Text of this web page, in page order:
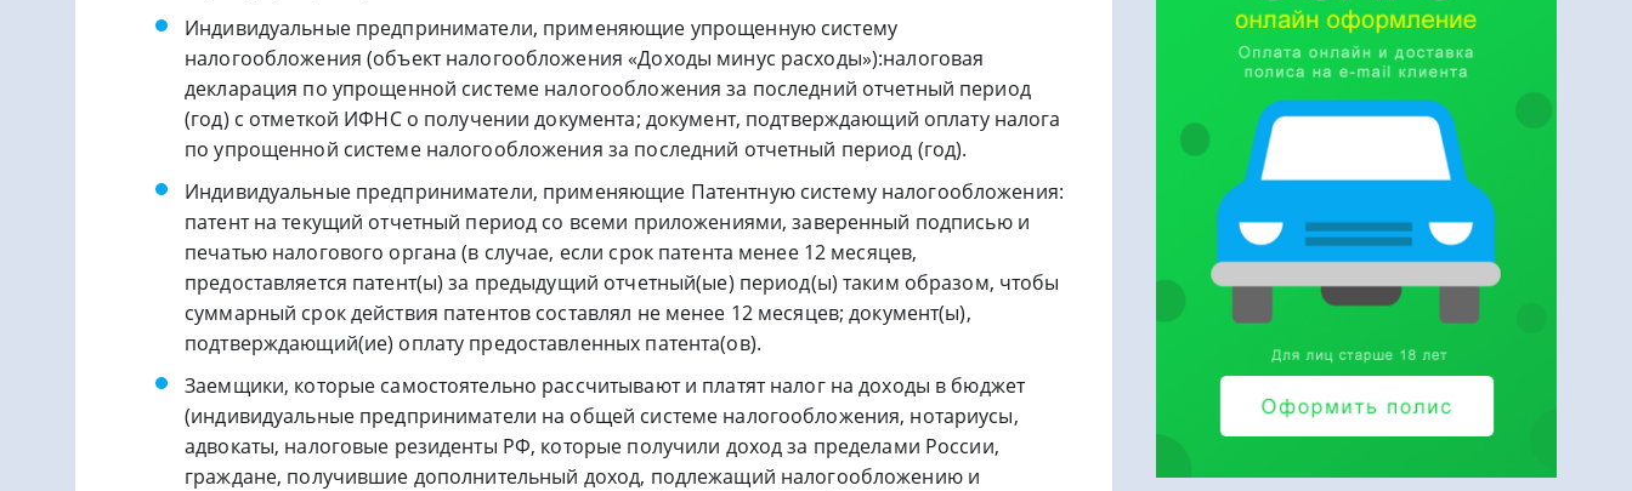
Индивидуальные предприниматели, применяющие упрощенную систему
налогообложения (объект налогообложения «Доходы минус расходы»):налоговая
декларация по упрощенной системе налогообложения за последний отчетный период
(год) с отметкой ИФНС о получении документа; документ, подтверждающий оплату налога
по упрощенной системе налогообложения за последний отчетный период (год).
Индивидуальные предприниматели, применяющие Патентную систему налогообложения:
патент на текущий отчетный период со всеми приложениями, заверенный подписью и
печатью налогового органа (в случае, если срок патента менее 12 месяцев,
предоставляется патент(ы) за предыдущий отчетный(ые) период(ы) таким образом, чтобы
суммарный срок действия патентов составлял не менее 12 месяцев; документ(ы),
подтверждающий(ие) оплату предоставленных патента(ов).
Заемщики, которые самостоятельно рассчитывают и платят налог на доходы в бюджет
(индивидуальные предприниматели на общей системе налогообложения, нотариусы,
адвокаты, налоговые резиденты РФ, которые получили доход за пределами России,
граждане, получившие дополнительный доход, подлежащий налогообложению и